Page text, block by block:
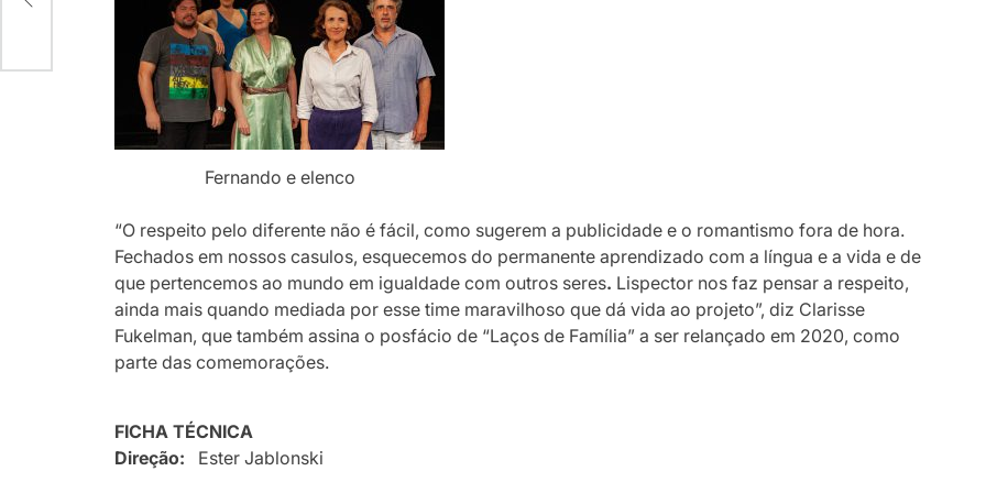
Fernando e elenco
“O respeito pelo diferente não é fácil, como sugerem a publicidade e o romantismo fora de hora.
Fechados em nossos casulos, esquecemos do permanente aprendizado com a língua e a vida e de
que pertencemos ao mundo em igualdade com outros seres. Lispector nos faz pensar a respeito,
ainda mais quando mediada por esse time maravilhoso que dá vida ao projeto”, diz Clarisse
Fukelman, que também assina o posfácio de “Laços de Família” a ser relançado em 2020, como
parte das comemorações.
FICHA TÉCNICA
Direção: Ester Jablonski